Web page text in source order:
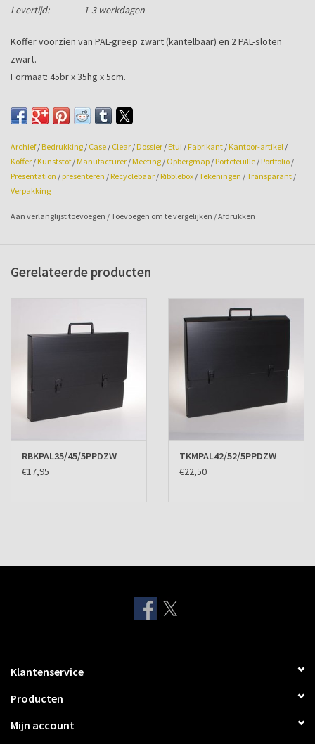
Levertijd:
1-3 werkdagen
Koffer voorzien van PAL-greep zwart (kantelbaar) en 2 PAL-sloten
zwart.
Formaat: 45br x 35hg x 5cm.
Kijk ook eens op onze nieuwe website:
Archief/ Bedrukking / Case / Clear / Dossier / Etui / Fabrikant / Kantoor-artikel /
Koffer / Kunststof/ Manufacturer / Meeting / Opbergmap / Portefeuille / Portfolio /
Presentation / presenteren / Recyclebaar / Ribblebox /Tekeningen /Transparant /
Verpakking
Aan verlanglijst toevoegen /Toevoegen om te vergelijken /Afdrukken
Gerelateerde producten
RBKPAL35/45/5PPDZW
€17,95
TKMPAL42/52/5PPDZW
€22,50
Klantenservice
Producten
Mijn account